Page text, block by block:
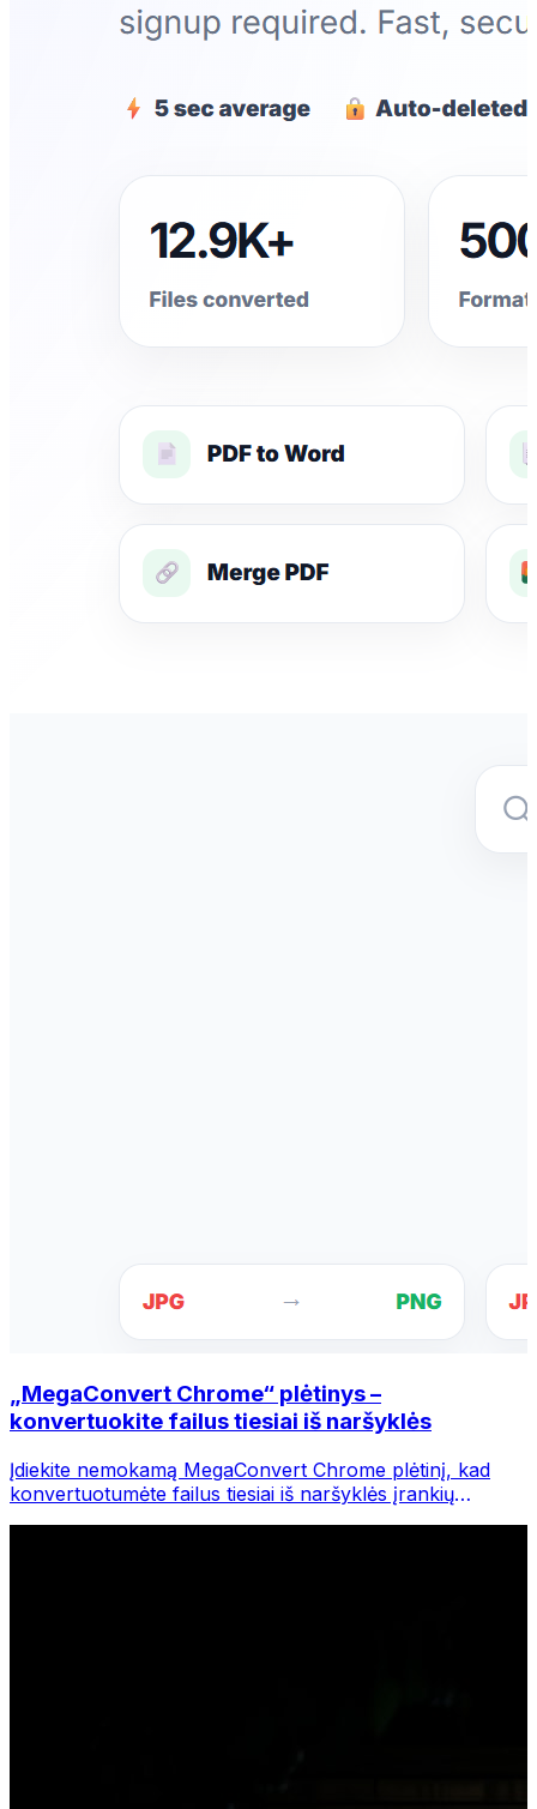
„MegaConvert Chrome“ plėtinys –
konvertuokite failus tiesiai iš naršyklės
Įdiekite nemokamą MegaConvert Chrome plėtinį, kad
konvertuotumėte failus tiesiai iš naršyklės įrankių